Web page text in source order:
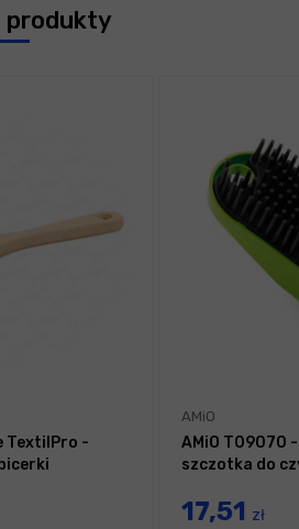
produkty
TextilPro -
AMiO
AMiO T09070
szczotka do
17,51 zł